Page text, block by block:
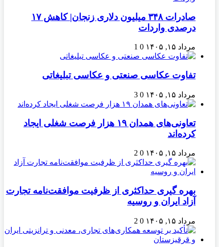
صادرات ۳۴۸ میلیون دلاری زنجان| ‌کاهش ۱۷
درصدی واردات
مرداد ۱۵, ۱۴۰۵ 0
1
تفاوت عکاسی صنعتی و عکاسی تبلیغاتی
مرداد ۱۵, ۱۴۰۵ 0
3
تعاونی‌های همدان ۱۹ هزار فرصت شغلی ایجاد
کرده‌اند
مرداد ۱۵, ۱۴۰۵ 0
2
بهره گیری حداکثری از ظرفیت موافقت‌نامه تجارت
آزاد ایران و روسیه
مرداد ۱۵, ۱۴۰۵ 0
2